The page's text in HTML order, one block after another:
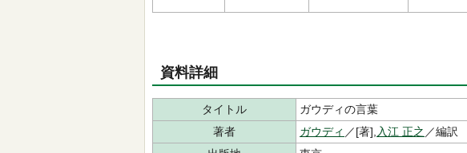
資料詳細
タイトル
ガウディの言葉
著者
ガウディ ／[著], 入江 正之 ／編訳